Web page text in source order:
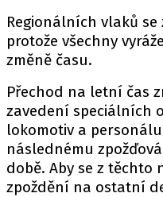
Regionálních vlaků
protože všechny
změně času.
Přechod na letní čas
zavedení speciálních
lokomotiv a
následnému
době. Aby se z těchto
zpoždění na ostatní